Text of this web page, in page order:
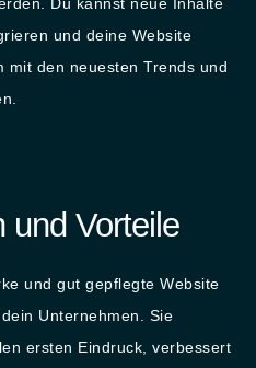
Du kannst neue Inhalte
und deine Website
mit den neuesten Trends und
und Vorteile
und gut gepflegte Website
Unternehmen. Sie
ersten Eindruck, verbessert